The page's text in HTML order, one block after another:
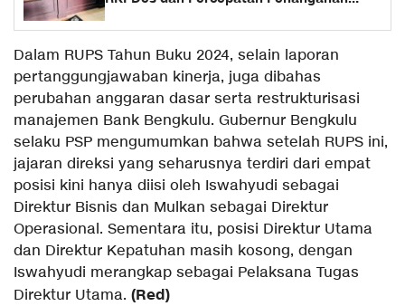
Dalam RUPS Tahun Buku 2024, selain laporan
pertanggungjawaban kinerja, juga dibahas
perubahan anggaran dasar serta restrukturisasi
manajemen Bank Bengkulu. Gubernur Bengkulu
selaku PSP mengumumkan bahwa setelah RUPS ini,
jajaran direksi yang seharusnya terdiri dari empat
posisi kini hanya diisi oleh Iswahyudi sebagai
Direktur Bisnis dan Mulkan sebagai Direktur
Operasional. Sementara itu, posisi Direktur Utama
dan Direktur Kepatuhan masih kosong, dengan
Iswahyudi merangkap sebagai Pelaksana Tugas
Direktur Utama. (Red)